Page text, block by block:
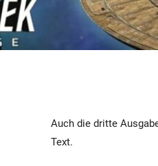
Auch die dritte
Text.